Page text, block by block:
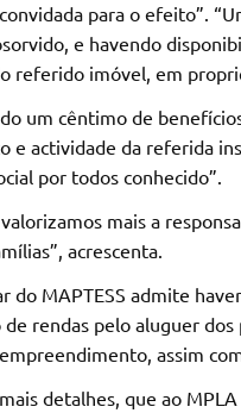
para o efeito”.
e havendo
referido imóvel, em
um cêntimo de
e actividade da referida
por todos conhecido”.
valorizamos mais a
acrescenta.
do MAPTESS admite
de rendas pelo aluguer
assim
detalhes, que ao